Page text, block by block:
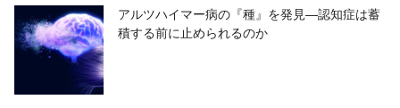
アルツハイマー病の『種』を発見―認知症は蓄
積する前に止められるのか